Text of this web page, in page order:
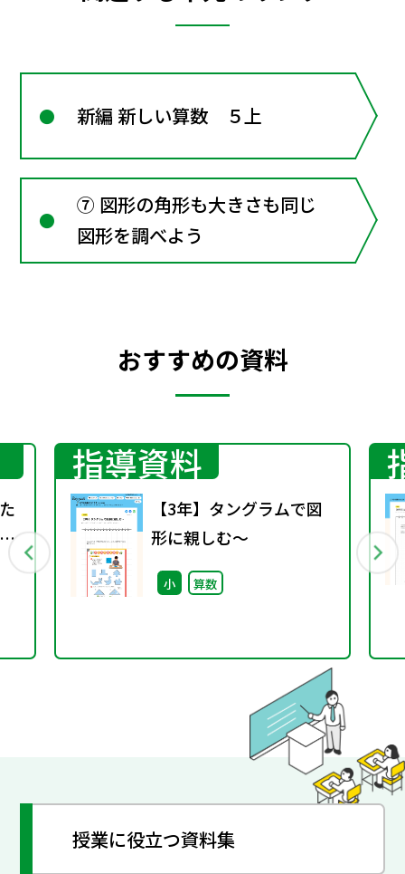
新編 新しい算数 ５上
⑦ 図形の角形も大きさも同じ
図形を調べよう
おすすめの資料
指導資料
【3年】タングラムで図
形に親しむ～
小 算数
授業に役立つ資料集